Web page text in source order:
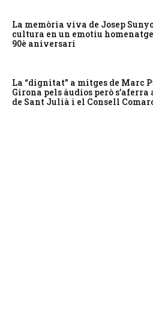
La memòria viva de Josep
cultura en un emotiu
90è aniversari
La “dignitat” a mitges de Marc
Girona pels àudios però
de Sant Julià i el Consell